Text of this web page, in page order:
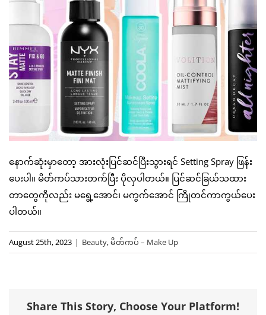
နောက်ဆုံးမှာတော့ အားလုံးပြင်ဆင်ပြီးသွားရင် Setting Spray ဖြန်း
ပေးပါ။ မိတ်ကပ်သားတက်ပြီး ပိုလှပါတယ်။ ပြင်ဆင်ခြယ်သထား
တာတွေကိုလည်း မရွေ့အောင်၊ မကွက်အောင် ကြိုတင်ကာကွယ်ပေး
ပါတယ်။
August 25th, 2023 | Beauty,မိတ်ကပ် – Make Up
Share This Story, Choose Your Platform!